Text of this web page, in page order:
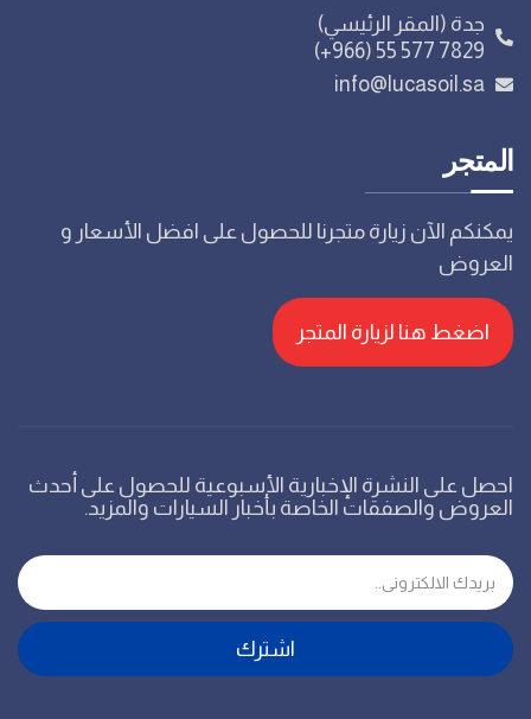
جدة (المقر الرئيسي)
(+966) 55 577 7829
info@lucasoil.sa
المتجر
يمكنكم الآن زيارة متجرنا للحصول على افضل الأسعار و
العروض
اضغط هنا لزيارة المتجر
احصل على النشرة الإخبارية الأسبوعية للحصول على أحدث
العروض والصفقات الخاصة بأخبار السيارات والمزيد.
اشترك